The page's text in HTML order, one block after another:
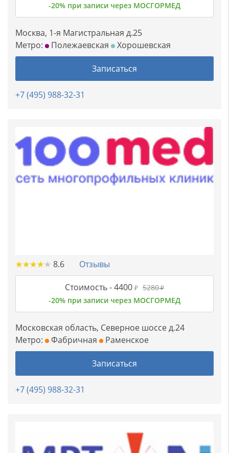
-20% при записи через МОСГОРМЕД
Москва, 1-я Магистральная д.25
Метро:
Полежаевская Хорошевская
Записаться
+7 (495) 988-32-31
★★★★★
★★★★★ 8.6 Отзывы
Стоимость -4400 ₽ 5280₽
-20% при записи через МОСГОРМЕД
Московская область, Северное шоссе д.24
Метро:
Фабричная Раменское
Записаться
+7 (495) 988-32-31